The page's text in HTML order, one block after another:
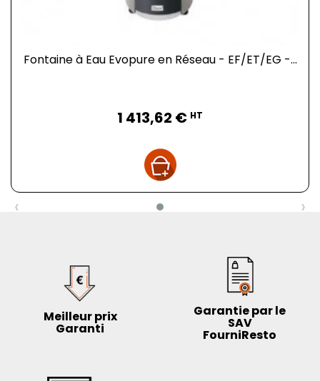
Fontaine à Eau Evopure en Réseau - EF/ET/EG -...
1 413,62 € HT
‹ ›
Meilleur prix
Garanti
Garantie par le
SAV
FourniResto